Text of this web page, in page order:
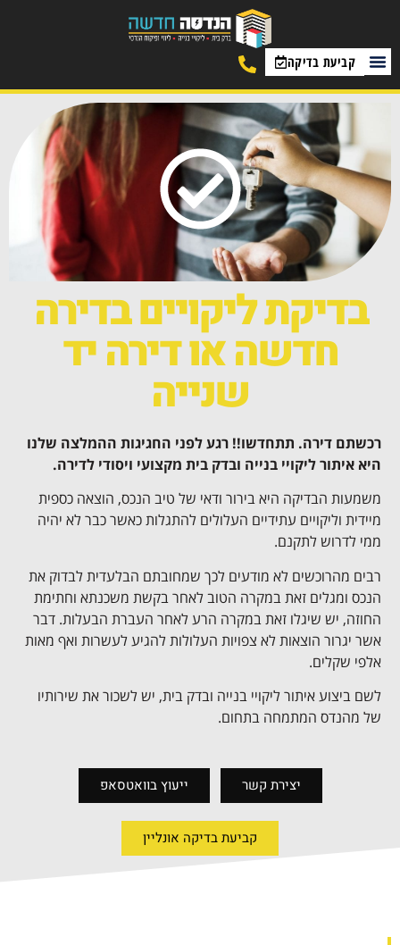
קביעת בדיקה
בדיקת ליקויים בדירה
חדשה או דירה יד
שנייה
רכשתם דירה. תתחדשו!! רגע לפני החגיגות ההמלצה שלנו
היא איתור ליקויי בנייה ובדק בית מקצועי ויסודי לדירה.
משמעות הבדיקה היא בירור ודאי של טיב הנכס, הוצאה כספית
מיידית וליקויים עתידיים העלולים להתגלות כאשר כבר לא יהיה
ממי לדרוש לתקנם.
רבים מהרוכשים לא מודעים לכך שמחובתם הבלעדית לבדוק את
הנכס ומגלים זאת במקרה הטוב לאחר בקשת משכנתא וחתימת
החוזה, יש שיגלו זאת במקרה הרע לאחר העברת הבעלות. דבר
אשר יגרור הוצאות לא צפויות העלולות להגיע לעשרות ואף מאות
אלפי שקלים.
לשם ביצוע איתור ליקויי בנייה ובדק בית, יש לשכור את שירותיו
של מהנדס המתמחה בתחום.
יצירת קשר ייעוץ בוואטסאפ
קביעת בדיקה אונליין